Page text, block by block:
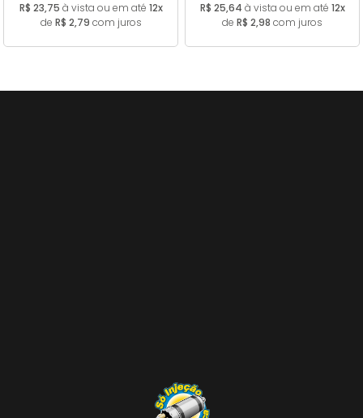
R$ 23,75 à vista ou em até 12x
de R$ 2,79 com juros
R$ 25,64 à vista ou em até 12x
de R$ 2,98 com juros